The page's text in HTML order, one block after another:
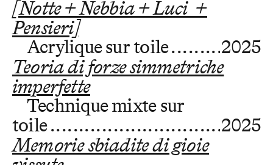
[Notte + Nebbia + Luci +
Pensieri]
Acrylique sur toile 2025
Teoria di forze simmetriche
imperfette
Technique mixte sur
toile
2025
Memorie sbiadite di gioie